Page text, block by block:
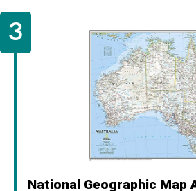
National Geographic Map